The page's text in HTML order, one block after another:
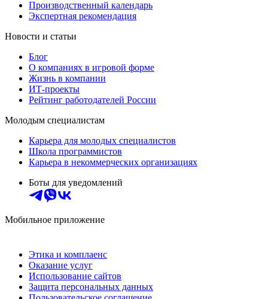
Производственный календарь
Экспертная рекомендация
Новости и статьи
Блог
О компаниях в игровой форме
Жизнь в компании
ИТ-проекты
Рейтинг работодателей России
Молодым специалистам
Карьера для молодых специалистов
Школа программистов
Карьера в некоммерческих организациях
Боты для уведомлений
Мобильное приложение
Этика и комплаенс
Оказание услуг
Использование сайтов
Защита персональных данных